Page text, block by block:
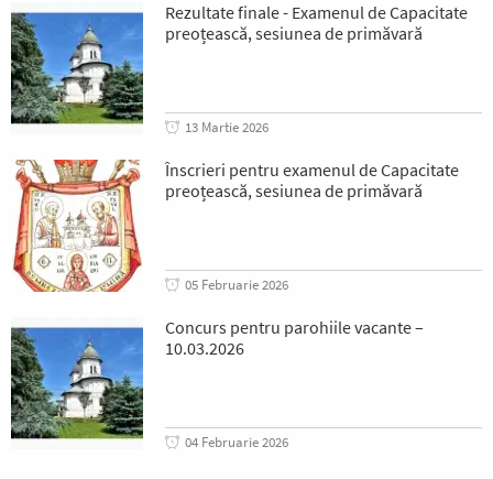
Rezultate finale - Examenul de Capacitate
preoțească, sesiunea de primăvară
13 Martie 2026
Înscrieri pentru examenul de Capacitate
preoțească, sesiunea de primăvară
05 Februarie 2026
Concurs pentru parohiile vacante –
10.03.2026
04 Februarie 2026